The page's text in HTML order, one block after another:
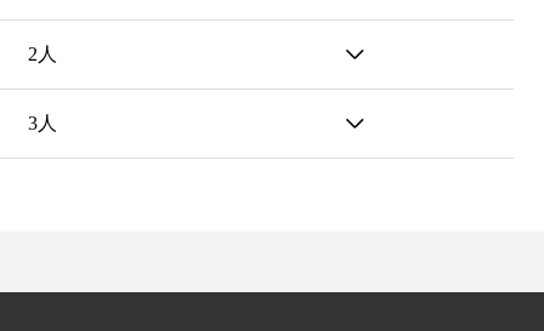
2人
3人